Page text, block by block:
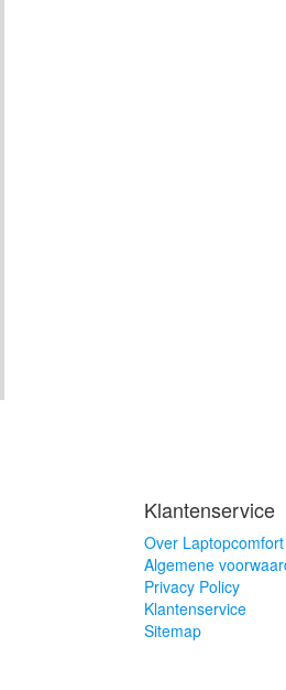
Klantenservice
Over Laptopcomfort
Algemene
Privacy Policy
Klantenservice
Sitemap